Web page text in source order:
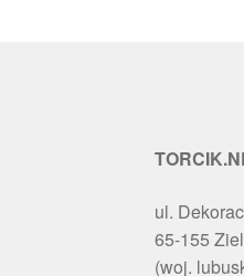
ul.
65-155
(woj.